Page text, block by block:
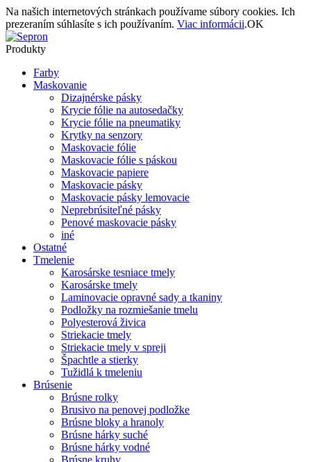
Na našich internetových stránkach používame súbory cookies. Ich
prezeraním súhlasíte s ich používaním. Viac informácii.OK
Produkty
Farby
Maskovanie
Dizajnérske pásky
Krycie fólie na autosedačky
Krycie fólie na pneumatiky
Krytky na senzory
Maskovacie fólie
Maskovacie fólie s páskou
Maskovacie papiere
Maskovacie pásky
Maskovacie pásky lemovacie
Neprebrúsiteľné pásky
Penové maskovacie pásky
iné
Ostatné
Tmelenie
Karosárske tesniace tmely
Karosárske tmely
Laminovacie opravné sady a tkaniny
Podložky na rozmiešanie tmelu
Polyesterová živica
Striekacie tmely
Striekacie tmely v spreji
Špachtle a stierky
Tužidlá k tmeleniu
Brúsenie
Brúsne rolky
Brusivo na penovej podložke
Brúsne bloky a hranoly
Brúsne hárky suché
Brúsne hárky vodné
Brúsne kruhy